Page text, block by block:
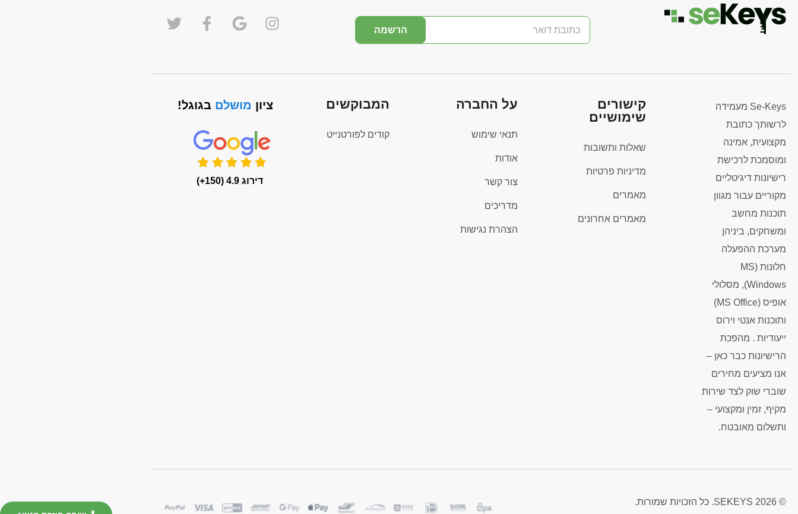
הרשמה
Se-Keys מעמידה
לרשותך כתובת
מקצועית, אמינה
ומוסמכת לרכישת
רישיונות דיגיטליים
מקוריים עבור מגוון
תוכנות מחשב
ומשחקים, ביניהן
מערכת ההפעלה
חלונות (MS
Windows), מסלולי
אופיס (MS Office)
ותוכנות אנטי וירוס
ייעודיות . מהפכת
הרישיונות כבר כאן –
אנו מציעים מחירים
שוברי שוק לצד שירות
מקיף, זמין ומקצועי –
ותשלום מאובטח.
קישורים
שימושיים
שאלות ותשובות
מדיניות פרטיות
מאמרים
מאמרים אחרונים
על החברה
תנאי שימוש
אודות
צור קשר
מדריכים
הצהרת נגישות
המבוקשים
קודים לפורטנייט
ציון מושלם בגוגל!
דירוג 4.9 (150+)
© 2026 SEKEYS. כל הזכויות שמורות.